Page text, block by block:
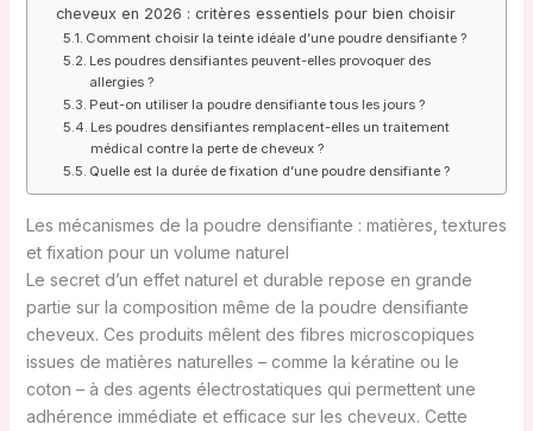
cheveux en 2026 : critères essentiels pour bien choisir
Comment choisir la teinte idéale d’une poudre densifiante ?
Les poudres densifiantes peuvent-elles provoquer des
allergies ?
Peut-on utiliser la poudre densifiante tous les jours ?
Les poudres densifiantes remplacent-elles un traitement
médical contre la perte de cheveux ?
Quelle est la durée de fixation d’une poudre densifiante ?
Les mécanismes de la poudre densifiante : matières, textures
et fixation pour un volume naturel
Le secret d’un effet naturel et durable repose en grande
partie sur la composition même de la poudre densifiante
cheveux. Ces produits mêlent des fibres microscopiques
issues de matières naturelles – comme la kératine ou le
coton – à des agents électrostatiques qui permettent une
adhérence immédiate et efficace sur les cheveux. Cette